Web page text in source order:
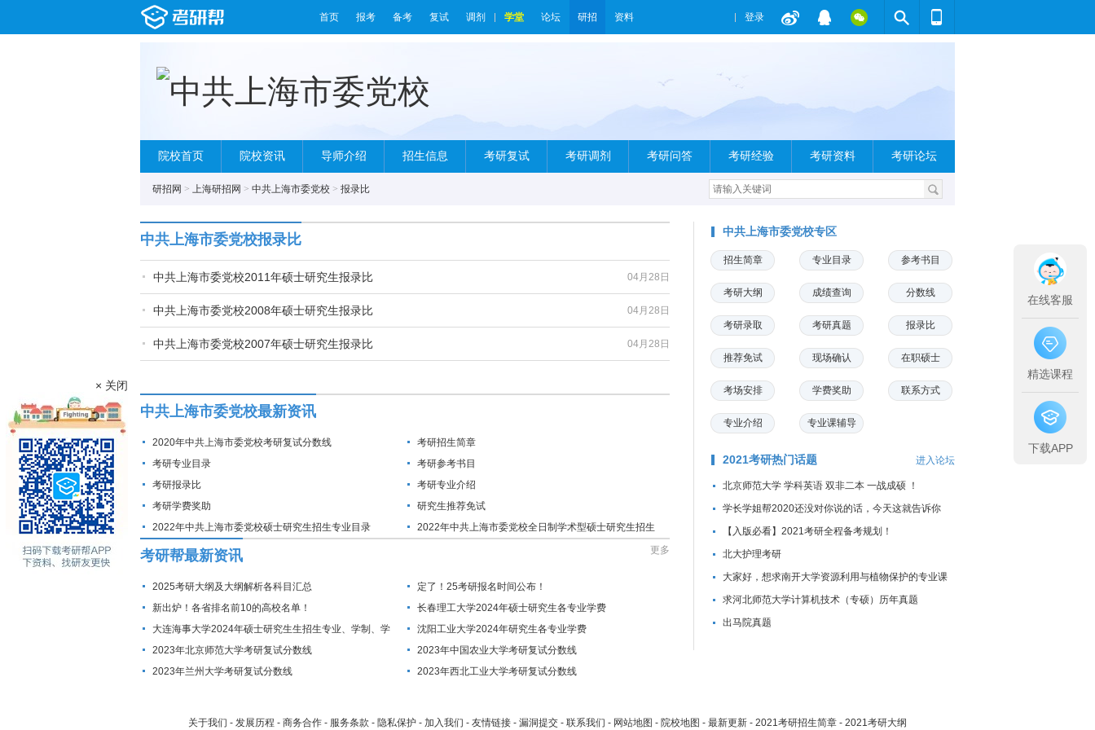
首页 报考 备考 复试 调剂 学堂 论坛 研招 资料 登录
院校首页 院校资讯 导师介绍 招生信息 考研复试 考研调剂 考研问答 考研经验 考研资料 考研论坛
研招网 > 上海研招网 > 中共上海市委党校 > 报录比
中共上海市委党校报录比
04月28日
中共上海市委党校2011年硕士研究生报录比
04月28日
中共上海市委党校2008年硕士研究生报录比
04月28日
中共上海市委党校2007年硕士研究生报录比
中共上海市委党校最新资讯
2020年中共上海市委党校考研复试分数线
考研招生简章
考研专业目录
考研参考书目
考研报录比
考研专业介绍
考研学费奖助
研究生推荐免试
2022年中共上海市委党校硕士研究生招生专业目录
2022年中共上海市委党校全日制学术型硕士研究生招生
考研帮最新资讯 更多
2025考研大纲及大纲解析各科目汇总
定了！25考研报名时间公布！
新出炉！各省排名前10的高校名单！
长春理工大学2024年硕士研究生各专业学费
大连海事大学2024年硕士研究生生招生专业、学制、学
费标准及拟招生人数
沈阳工业大学2024年研究生各专业学费
2023年北京师范大学考研复试分数线
2023年中国农业大学考研复试分数线
2023年兰州大学考研复试分数线
2023年西北工业大学考研复试分数线
中共上海市委党校专区
招生简章 专业目录 参考书目
考研大纲 成绩查询 分数线
考研录取 考研真题 报录比
推荐免试 现场确认 在职硕士
考场安排 学费奖助 联系方式
专业介绍 专业课辅导
2021考研热门话题 进入论坛
北京师范大学 学科英语 双非二本 一战成硕 ！
学长学姐帮2020还没对你说的话，今天这就告诉你
【入版必看】2021考研全程备考规划！
北大护理考研
大家好，想求南开大学资源利用与植物保护的专业课
资料...
求河北师范大学计算机技术（专硕）历年真题
出马院真题
关于我们 - 发展历程 - 商务合作 - 服务条款 - 隐私保护 - 加入我们 - 友情链接 - 漏洞提交 - 联系我们 - 网站地图 - 院校地图 - 最新更新 - 2021考研招生简章 - 2021考研大纲
× 关闭
在线客服
精选课程
下载APP